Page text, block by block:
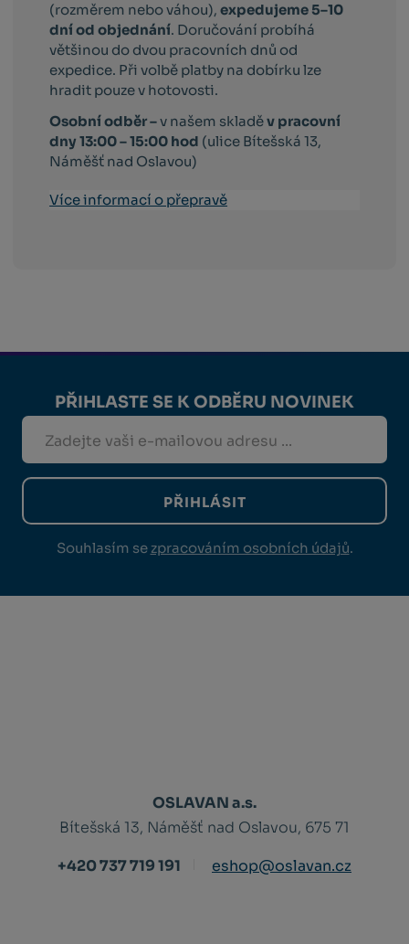
(rozměrem nebo váhou),expedujeme 5–10
dní od objednání. Doručování probíhá
většinou do dvou pracovních dnů od
expedice. Při volbě platby na dobírku lze
hradit pouze v hotovosti.
Osobní odběr –v našem skladěv pracovní
dny 13:00 – 15:00 hod (ulice Bítešská 13,
Náměšť nad Oslavou)
Více informací o přepravě
PŘIHLASTE SE K ODBĚRU NOVINEK
PŘIHLÁSIT
Souhlasím se zpracováním osobních údajů.
OSLAVAN a.s.
Bítešská 13, Náměšť nad Oslavou, 675 71
+420 737 719 191
eshop@oslavan.cz